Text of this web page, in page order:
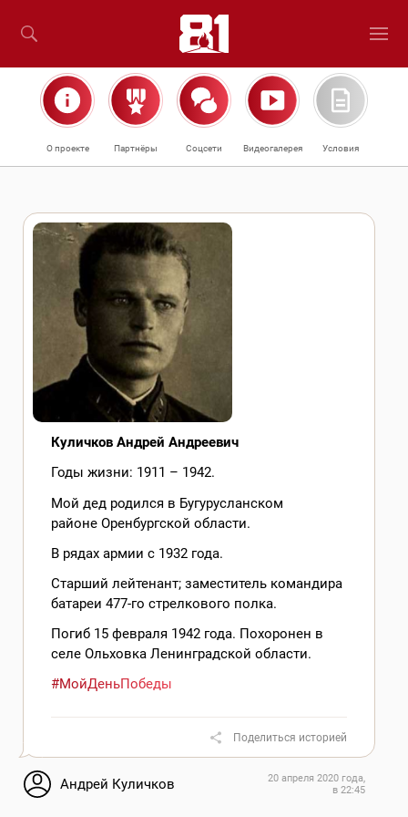
О проекте Партнёры Соцсети Видеогалерея Условия
Куличков Андрей Андреевич
Годы жизни: 1911 – 1942.
Мой дед родился в Бугурусланском
районе Оренбургской области.
В рядах армии с 1932 года.
Старший лейтенант; заместитель командира
батареи 477-го стрелкового полка.
Погиб 15 февраля 1942 года. Похоронен в
селе Ольховка Ленинградской области.
#МойДеньПобеды
Поделиться историей
Андрей Куличков
20 апреля 2020 года,
в 22:45